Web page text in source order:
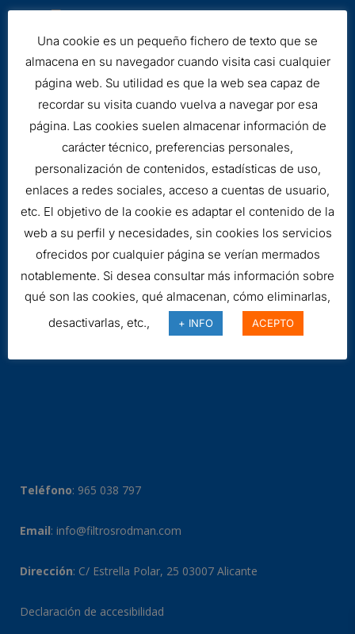
Aviso legal
Cookies
Teléfono: 965 038 797
Email: info@filtrosrodman.com
Dirección: C/ Estrella Polar, 25 03007 Alicante
Declaración de accesibilidad
Una cookie es un pequeño fichero de texto que se
almacena en su navegador cuando visita casi cualquier
página web. Su utilidad es que la web sea capaz de
recordar su visita cuando vuelva a navegar por esa
página. Las cookies suelen almacenar información de
carácter técnico, preferencias personales,
personalización de contenidos, estadísticas de uso,
enlaces a redes sociales, acceso a cuentas de usuario,
etc. El objetivo de la cookie es adaptar el contenido de la
web a su perfil y necesidades, sin cookies los servicios
ofrecidos por cualquier página se verían mermados
notablemente. Si desea consultar más información sobre
qué son las cookies, qué almacenan, cómo eliminarlas,
desactivarlas, etc.,
+ INFO ACEPTO